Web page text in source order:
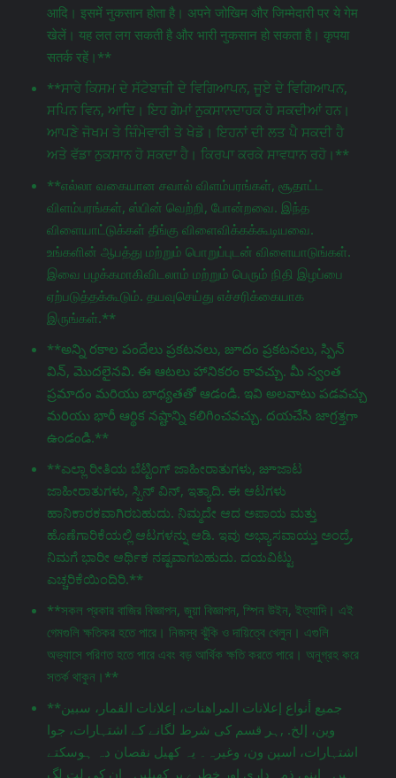
आदि। इसमें नुकसान होता है। अपने जोखिम और जिम्मेदारी पर ये गेम
खेलें। यह लत लग सकती है और भारी नुकसान हो सकता है। कृपया
सतर्क रहें।**
**ਸਾਰੇ ਕਿਸਮ ਦੇ ਸੱਟੇਬਾਜ਼ੀ ਦੇ ਵਿਗਿਆਪਨ, ਜੂਏ ਦੇ ਵਿਗਿਆਪਨ,
ਸਪਿਨ ਵਿਨ, ਆਦਿ। ਇਹ ਗੇਮਾਂ ਨੁਕਸਾਨਦਾਹਕ ਹੋ ਸਕਦੀਆਂ ਹਨ।
ਆਪਣੇ ਜੋਖਮ ਤੇ ਜ਼ਿੰਮੇਵਾਰੀ ਤੇ ਖੇਡੋ। ਇਹਨਾਂ ਦੀ ਲਤ ਪੈ ਸਕਦੀ ਹੈ
ਅਤੇ ਵੱਡਾ ਨੁਕਸਾਨ ਹੋ ਸਕਦਾ ਹੈ। ਕਿਰਪਾ ਕਰਕੇ ਸਾਵਧਾਨ ਰਹੋ।**
**எல்லா வகையான சவால் விளம்பரங்கள், சூதாட்ட
விளம்பரங்கள், ஸ்பின் வெற்றி, போன்றவை. இந்த
விளையாட்டுக்கள் தீங்கு விளைவிக்கக்கூடியவை.
உங்களின் ஆபத்து மற்றும் பொறுப்புடன் விளையாடுங்கள்.
இவை பழக்கமாகிவிடலாம் மற்றும் பெரும் நிதி இழப்பை
ஏற்படுத்தக்கூடும். தயவுசெய்து எச்சரிக்கையாக
இருங்கள்.**
**అన్ని రకాల పందేలు ప్రకటనలు, జూదం ప్రకటనలు, స్పిన్
విన్, మొదలైనవి. ఈ ఆటలు హానికరం కావచ్చు. మీ స్వంత
ప్రమాదం మరియు బాధ్యతతో ఆడండి. ఇవి అలవాటు పడవచ్చు
మరియు భారీ ఆర్థిక నష్టాన్ని కలిగించవచ్చు. దయచేసి జాగ్రತ್ತగా
ఉండండి.**
**ಎಲ್ಲಾ ರೀತಿಯ ಬೆಟ್ಟಿಂಗ್ ಜಾಹೀರಾತುಗಳು, జూಜಾಟ
ಜಾಹೀರಾತುಗಳು, ಸ್ಪಿನ್ ವಿನ್, ಇತ್ಯಾದಿ. ಈ ಆಟಗಳು
ಹಾನಿಕಾರಕವಾಗಿರಬಹುದು. ನಿಮ್ಮದೇ ಆದ ಅಪಾಯ ಮತ್ತು
ಹೊಣೆಗಾರಿಕೆಯಲ್ಲಿ ಆಟಗಳನ್ನು ಆಡಿ. ಇವು ಅಭ್ಯಾಸವಾಯ್ತು ಅಂದ್ರೆ,
ನಿಮಗೆ ಭಾರೀ ಆರ್ಥಿಕ ನಷ್ಟವಾಗಬಹುದು. ದಯವಿಟ್ಟು
ಎಚ್ಚರಿಕೆಯಿಂದಿರಿ.**
**সকল প্রকার বাজির বিজ্ঞাপন, জুয়া বিজ্ঞাপন, স্পিন উইন, ইত্যাদি। এই
গেমগুলি ক্ষতিকর হতে পারে। নিজস্ব ঝুঁকি ও দায়িত্বে খেলুন। এগুলি
অভ্যাসে পরিণত হতে পারে এবং বড় আর্থিক ক্ষতি করতে পারে। অনুগ্রহ করে
সতর্ক থাকুন।**
**جميع أنواع إعلانات المراهنات، إعلانات القمار، سبين
وين، إلخ. ,ہر قسم کی شرط لگانے کے اشتہارات، جوا
اشتہارات، اسپن ون، وغیرہ۔ یہ کھیل نقصان دہ ہوسکتے
ہیں۔ اپنی ذمہ داری اور خطرے پر کھیلیں۔ ان کی لت لگ